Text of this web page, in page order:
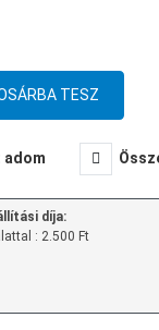
adom
díja:
: 2.500 Ft